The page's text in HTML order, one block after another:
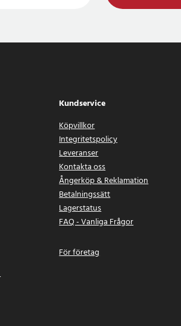
Kundservice
Köpvillkor
Integritetspolicy
Leveranser
Kontakta oss
Ångerköp & Reklamation
Betalningssätt
Lagerstatus
FAQ - Vanliga Frågor
För företag